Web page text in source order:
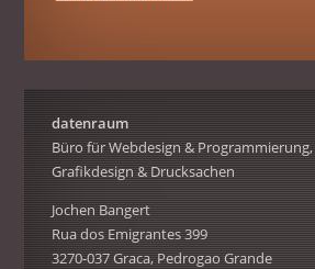
datenraum
Büro für Webdesign & Programmierung,
Grafikdesign & Drucksachen
Jochen Bangert
Rua dos Emigrantes 399
3270-037 Graca, Pedrogao Grande